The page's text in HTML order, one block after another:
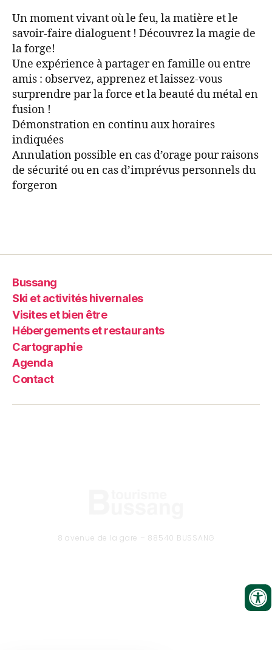
Un moment vivant où le feu, la matière et le
savoir-faire dialoguent ! Découvrez la magie de
la forge!
Une expérience à partager en famille ou entre
amis : observez, apprenez et laissez-vous
surprendre par la force et la beauté du métal en
fusion !
Démonstration en continu aux horaires
indiquées
Annulation possible en cas d’orage pour raisons
de sécurité ou en cas d’imprévus personnels du
forgeron
Bussang
Ski et activités hivernales
Visites et bien être
Hébergements et restaurants
Cartographie
Agenda
Contact
8 avenue de la gare – 88540 BUSSANG